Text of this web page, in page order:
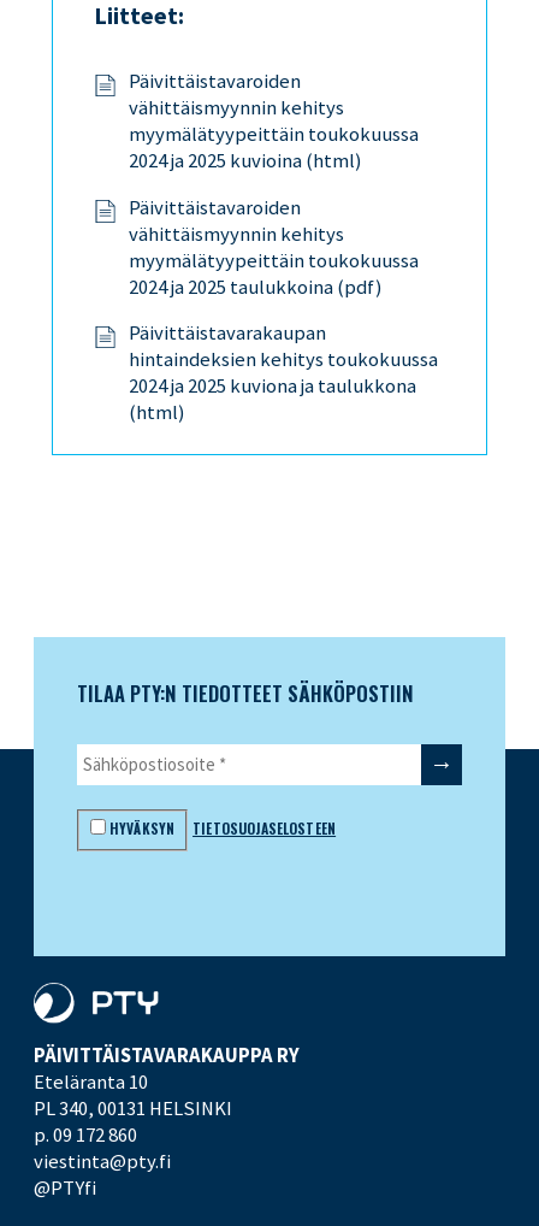
Liitteet:
Päivittäistavaroiden
vähittäismyynnin kehitys
myymälätyypeittäin toukokuussa
2024 ja 2025 kuvioina (html)
Päivittäistavaroiden
vähittäismyynnin kehitys
myymälätyypeittäin toukokuussa
2024 ja 2025 taulukkoina (pdf)
Päivittäistavarakaupan
hintaindeksien kehitys toukokuussa
2024 ja 2025 kuviona ja taulukkona
(html)
TILAA PTY:N TIEDOTTEET SÄHKÖPOSTIIN
HYVÄKSYN TIETOSUOJASELOSTEEN
PÄIVITTÄISTAVARA­KAUPPA RY
Eteläranta 10
PL 340,00131 HELSINKI
p. 09 172 860
viestinta@pty.fi
@PTYfi